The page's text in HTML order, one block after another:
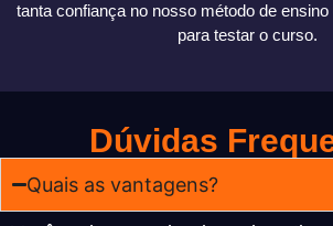
tanta confiança no nosso método de
para testar o curso.
Dúvidas
Quais as vantagens?